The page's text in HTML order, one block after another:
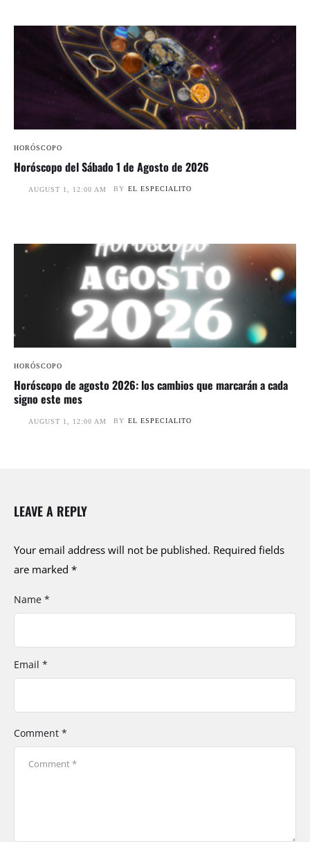
HORÓSCOPO
Horóscopo del Sábado 1 de Agosto de 2026
AUGUST 1, 12:00 AM BY EL ESPECIALITO
HORÓSCOPO
Horóscopo de agosto 2026: los cambios que marcarán a cada
signo este mes
AUGUST 1, 12:00 AM BY EL ESPECIALITO
LEAVE A REPLY
Your email address will not be published. Required fields
are marked *
Comment *
Name *
Email *